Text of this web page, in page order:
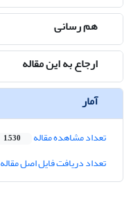
هم رسانی
ارجاع به این مقاله
آمار
تعداد مشاهده مقاله 1,530
تعداد دریافت فایل اصل مقاله